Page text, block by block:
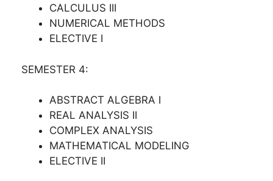
CALCULUS III
NUMERICAL METHODS
ELECTIVE I
SEMESTER 4:
ABSTRACT ALGEBRA I
REAL ANALYSIS II
COMPLEX ANALYSIS
MATHEMATICAL MODELING
ELECTIVE II